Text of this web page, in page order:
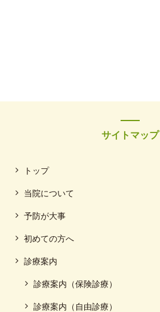
サイトマップ
トップ
当院について
予防が大事
初めての方へ
診療案内
診療案内（保険診療）
診療案内（自由診療）